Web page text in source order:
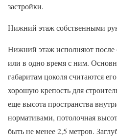
застройки.
Нижний этаж собственными
Нижний этаж исполняют после
или в одно время с ним.
габаритам цоколя считаются
хорошую крепость для
еще высота пространства
нормативами, потолочная
быть не менее 2,5 метров.